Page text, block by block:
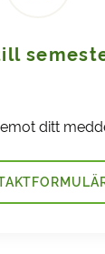
ditt